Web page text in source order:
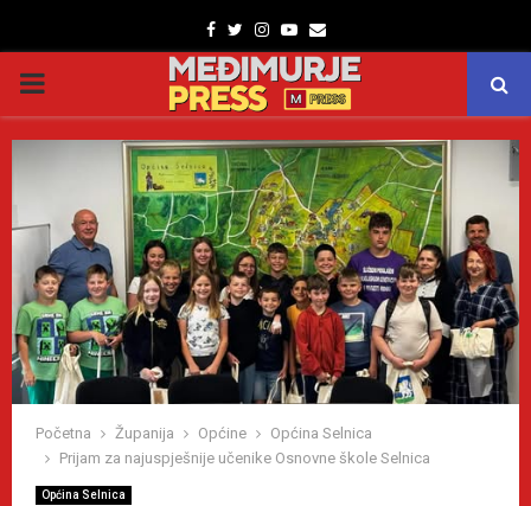
Facebook
TwitterInstagram
Youtube
Email
PRIMARY
MENU
Početna Županija Općine
Općina Selnica
Prijam za najuspješnije učenike Osnovne škole Selnica
Općina Selnica